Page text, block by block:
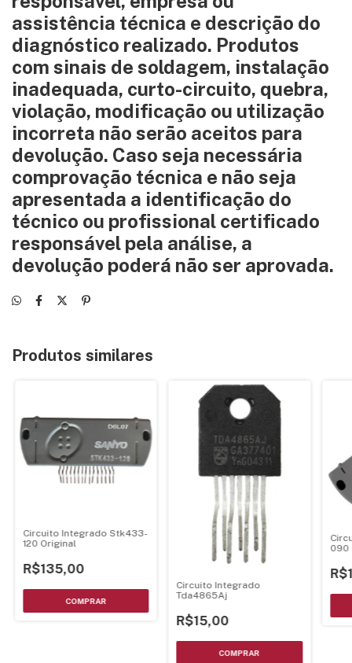
assistência técnica e descrição do
diagnóstico realizado. Produtos
com sinais de soldagem, instalação
inadequada, curto-circuito, quebra,
violação, modificação ou utilização
incorreta não serão aceitos para
devolução. Caso seja necessária
comprovação técnica e não seja
apresentada a identificação do
técnico ou profissional certificado
responsável pela análise, a
devolução poderá não ser aprovada.
Produtos similares
Circuito Integrado Stk433-
120 Original
R$135,00
Circuito Integrado
Tda4865Aj
R$15,00
090